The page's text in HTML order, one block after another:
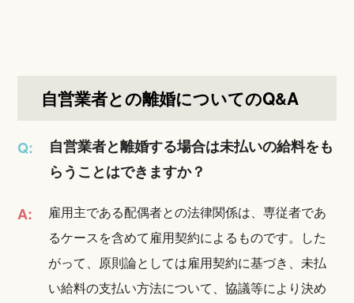
自営業者との離婚についてのQ&A
Q:
自営業者と離婚する場合は未払いの給料をも
らうことはできますか？
A:
雇用主である配偶者との法律関係は、専従者であ
るケースを含めて雇用契約によるものです。した
がって、原則論としては雇用契約に基づき、未払
い給料の支払い方法について、協議等により決め